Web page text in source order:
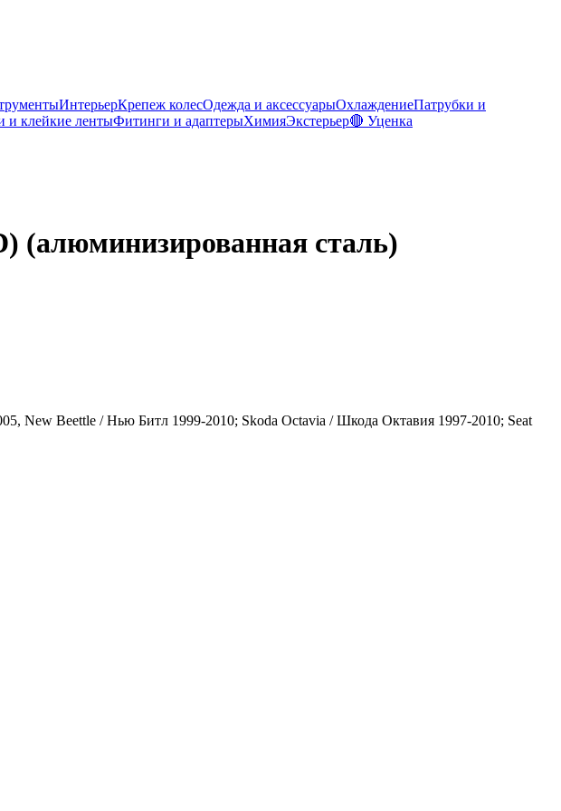
ИнтерьерКрепеж колесОдежда и аксессуарыОхлаждениеПатрубки и
и клейкие лентыФитинги и адаптерыХимияЭкстерьер🔴 Уценка
(алюминизированная сталь)
New Beettle / Нью Битл 1999-2010; Skoda Octavia / Шкода Октавия 1997-2010; Seat